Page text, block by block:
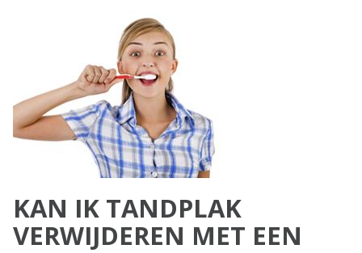
KAN IK TANDPLAK
VERWIJDEREN MET EEN